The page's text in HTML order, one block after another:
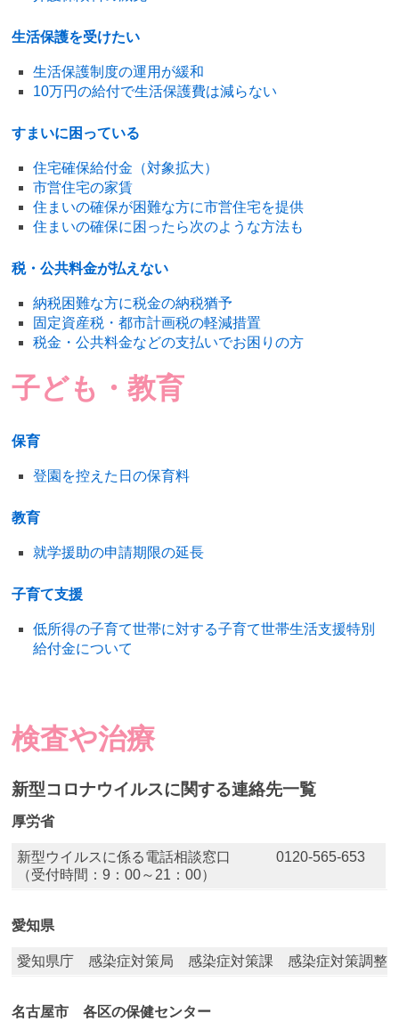
生活保護を受けたい
生活保護制度の運用が緩和
10万円の給付で生活保護費は減らない
すまいに困っている
住宅確保給付金（対象拡大）
市営住宅の家賃
住まいの確保が困難な方に市営住宅を提供
住まいの確保に困ったら次のような方法も
税・公共料金が払えない
納税困難な方に税金の納税猶予
固定資産税・都市計画税の軽減措置
税金・公共料金などの支払いでお困りの方
子ども・教育
保育
登園を控えた日の保育料
教育
就学援助の申請期限の延長
子育て支援
低所得の子育て世帯に対する子育て世帯生活支援特別
給付金について
検査や治療
新型コロナウイルスに関する連絡先一覧
厚労省
新型ウイルスに係る電話相談窓口
（受付時間：9：00～21：00）
0120-565-653
愛知県
愛知県庁 感染症対策局 感染症対策課 感染症対策調整
名古屋市 各区の保健センター